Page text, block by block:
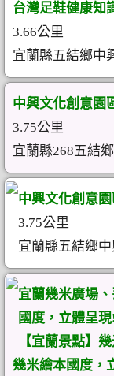
台灣足鞋健康知
3.66公里
宜蘭縣五結鄉中
中興文化創意園
3.75公里
宜蘭縣268五結
中興文化創意
3.75公里
宜蘭縣五結鄉
宜蘭幾米廣場
國度，立體呈
【宜蘭景點】
幾米繪本國度，